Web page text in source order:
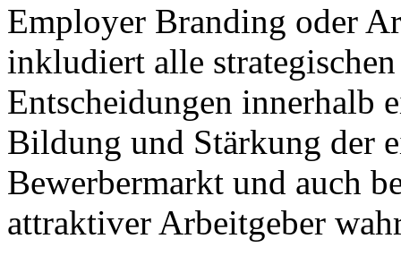
Employer Branding oder
inkludiert alle
Entscheidungen innerhalb
Bildung und Stärkung der
Bewerbermarkt und auch
attraktiver Arbeitgeber